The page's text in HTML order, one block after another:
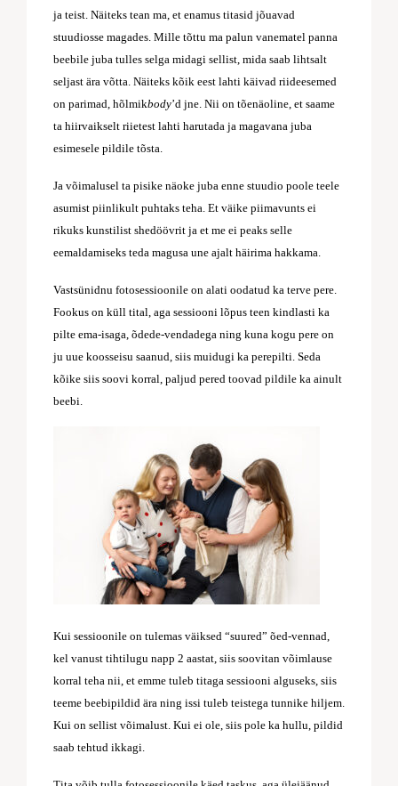
ja teist. Näiteks tean ma, et enamus titasid jõuavad
stuudiosse magades. Mille tõttu ma palun vanematel panna
beebile juba tulles selga midagi sellist, mida saab lihtsalt
seljast ära võtta. Näiteks kõik eest lahti käivad riideesemed
on parimad, hõlmikbody’d jne. Nii on tõenäoline, et saame
ta hiirvaikselt riietest lahti harutada ja magavana juba
esimesele pildile tõsta.
Ja võimalusel ta pisike näoke juba enne stuudio poole teele
asumist piinlikult puhtaks teha. Et väike piimavunts ei
rikuks kunstilist shedöövrit ja et me ei peaks selle
eemaldamiseks teda magusa une ajalt häirima hakkama.
Vastsünidnu fotosessioonile on alati oodatud ka terve pere.
Fookus on küll tital, aga sessiooni lõpus teen kindlasti ka
pilte ema-isaga, õdede-vendadega ning kuna kogu pere on
ju uue koosseisu saanud, siis muidugi ka perepilti. Seda
kõike siis soovi korral, paljud pered toovad pildile ka ainult
beebi.
Kui sessioonile on tulemas väiksed “suured” õed-vennad,
kel vanust tihtilugu napp 2 aastat, siis soovitan võimlause
korral teha nii, et emme tuleb titaga sessiooni alguseks, siis
teeme beebipildid ära ning issi tuleb teistega tunnike hiljem.
Kui on sellist võimalust. Kui ei ole, siis pole ka hullu, pildid
saab tehtud ikkagi.